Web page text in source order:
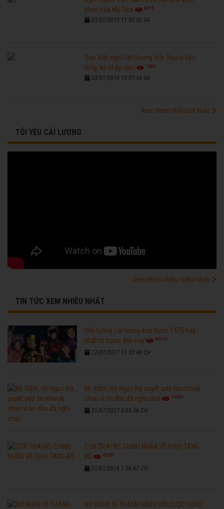
phim của Mỹ Tâm
6273
03/01/2019 11:03:00 SA
Sao Việt nghỉ Tết Dương lịch: Người tiệc
tùng, kẻ nhập viện
7686
03/01/2019 10:01:54 SA
Xem thêm nhiều tin khác
TÔI YÊU CẢI LƯƠNG
Xem thêm nhiều video khác
TIN TỨC XEM NHIỀU NHẤT
260 tuồng cải lương xưa trước 1975 hay
nhất từ trước đến nay
96219
17/07/2017 11:33:48 CH
Mr. Đàm, Hồ Ngọc Hà quyết add facebook
nhau vì tin đồn đã nghỉ chơi
76309
31/07/2017 5:03:06 CH
CON TRAI NS CHINH NHẪN VỀ CHỊU TANG
BỐ
42985
31/01/2016 1:08:47 CH
NỮ NGHỆ SĨ THANH HẰNG VỚI CUỘC SỐNG